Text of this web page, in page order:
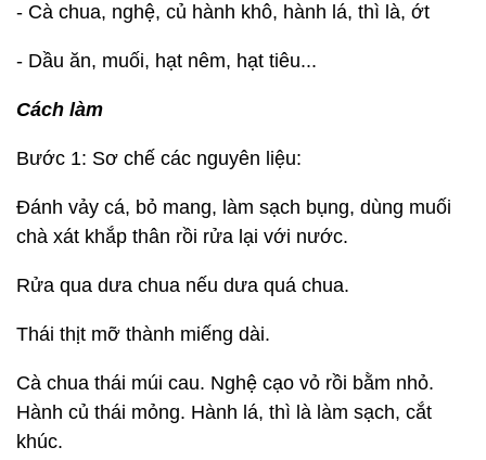
- Cà chua, nghệ, củ hành khô, hành lá, thì là, ớt
- Dầu ăn, muối, hạt nêm, hạt tiêu...
Cách làm
Bước 1: Sơ chế các nguyên liệu:
Đánh vảy cá, bỏ mang, làm sạch bụng, dùng muối
chà xát khắp thân rồi rửa lại với nước.
Rửa qua dưa chua nếu dưa quá chua.
Thái thịt mỡ thành miếng dài.
Cà chua thái múi cau. Nghệ cạo vỏ rồi bằm nhỏ.
Hành củ thái mỏng. Hành lá, thì là làm sạch, cắt
khúc.